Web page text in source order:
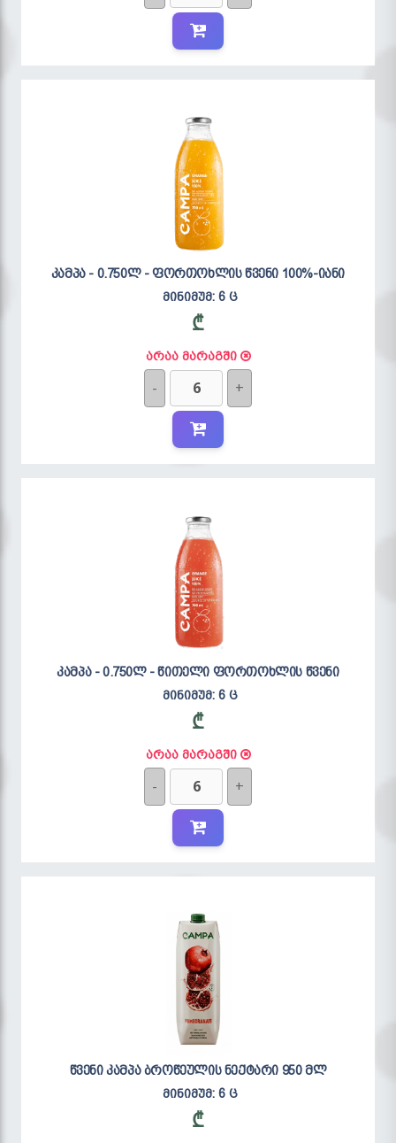
კამპა - 0.750ლ - ფორთოხლის წვენი 100%-იანი
მინიმუმ: 6 ც
₾
არაა მარაგში
- +
კამპა - 0.750ლ - წითელი ფორთოხლის წვენი
მინიმუმ: 6 ც
₾
არაა მარაგში
- +
წვენი კამპა ბროწეულის ნექტარი 950 მლ
მინიმუმ: 6 ც
₾